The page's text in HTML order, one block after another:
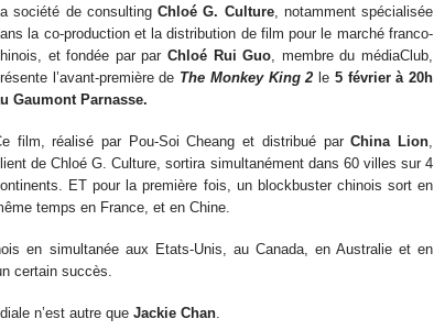
société de consulting Chloé G. Culture, notamment spécialisée
la co-production et la distribution de film pour le marché franco-
et fondée par par Chloé Rui Guo, membre du médiaClub,
l’avant-première de The Monkey King 2 le 5 février à 20h
Gaumont Parnasse.
film, réalisé par Pou-Soi Cheang et distribué parChina Lion,
de Chloé G. Culture, sortira simultanément dans 60 villes sur 4
ET pour la première fois, un blockbuster chinois sort en
temps en France, et en Chine.
en simultanée aux Etats-Unis, au Canada, en Australie et en
certain succès.
n’est autre que Jackie Chan.